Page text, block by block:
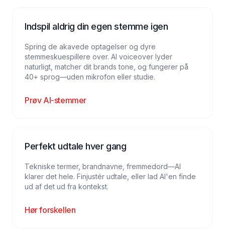
Indspil aldrig din egen stemme igen
Spring de akavede optagelser og dyre
stemmeskuespillere over. AI voiceover lyder
naturligt, matcher dit brands tone, og fungerer på
40+ sprog—uden mikrofon eller studie.
Prøv AI-stemmer
Perfekt udtale hver gang
Tekniske termer, brandnavne, fremmedord—AI
klarer det hele. Finjustér udtale, eller lad AI'en finde
ud af det ud fra kontekst.
Hør forskellen